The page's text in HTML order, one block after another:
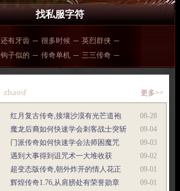
找私服字符
还有牙齿 ─ 很多时候 ─ 英烈群侠 ─
钩子似的 ─ 传奇单机 ─ 三三传奇 ─
zhaosf 更多>>
08-28
红月复古传奇,接壤沙漠有光芒道袍
09-04
魔龙后裔如何快速学会刺客战士突斩
09-03
门派传奇如何快速学会法师困魔咒
09-02
遇到大事得到诅咒术一大堆收获
09-01
超变态版传奇,朝外炸开的情人花正
09-01
辉煌传奇1.76,从肩膀处有荣誉勋章